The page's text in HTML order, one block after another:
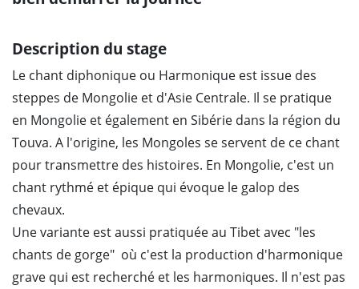
Description du stage
Le chant diphonique ou Harmonique est issue des
steppes de Mongolie et d'Asie Centrale. Il se pratique
en Mongolie et également en Sibérie dans la région du
Touva. A l'origine, les Mongoles se servent de ce chant
pour transmettre des histoires. En Mongolie, c'est un
chant rythmé et épique qui évoque le galop des
chevaux.
Une variante est aussi pratiquée au Tibet avec "les
chants de gorge" où c'est la production d'harmonique
grave qui est recherché et les harmoniques. Il n'est pas